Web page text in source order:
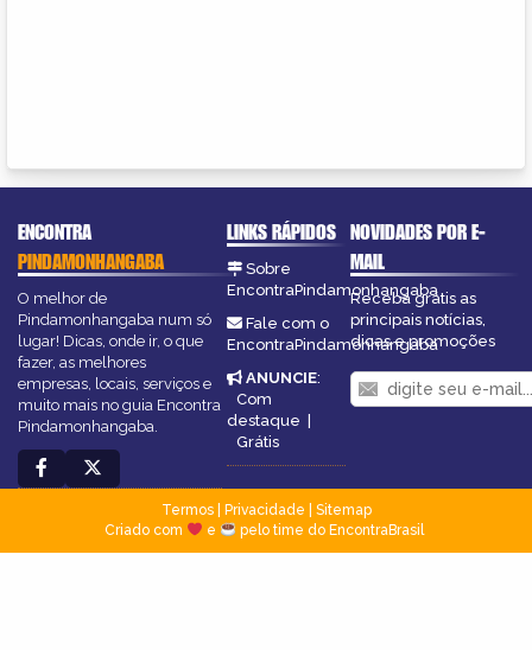
ENCONTRA
PINDAMONHANGABA
O melhor de
Pindamonhangaba num só
lugar! Dicas, onde ir, o que
fazer, as melhores
empresas, locais, serviços e
muito mais no guia Encontra
Pindamonhangaba.
LINKS RÁPIDOS
Sobre
EncontraPindamonhangaba
Fale com o
EncontraPindamonhangaba
ANUNCIE:
Com
destaque |
Grátis
NOVIDADES POR E-
MAIL
Receba grátis as
principais notícias,
dicas e promoções
Termos| Privacidade
Sitemap
Criado com
e pelo time do EncontraBrasil